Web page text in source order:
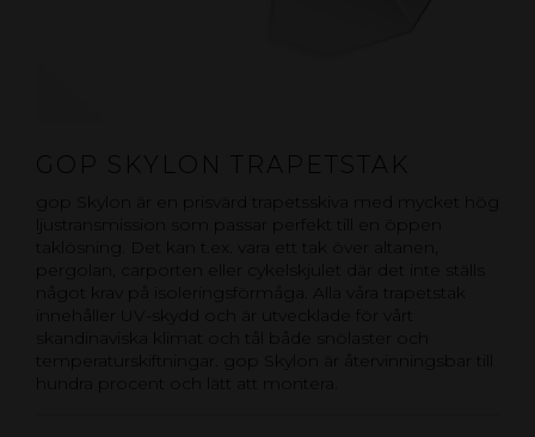
GOP SKYLON TRAPETSTAK
gop Skylon är en prisvärd trapetsskiva med mycket hög
ljustransmission som passar perfekt till en öppen
taklösning. Det kan t.ex. vara ett tak över altanen,
pergolan, carporten eller cykelskjulet där det inte ställs
något krav på isoleringsförmåga. Alla våra trapetstak
innehåller UV-skydd och är utvecklade för vårt
skandinaviska klimat och tål både snölaster och
temperaturskiftningar. gop Skylon är återvinningsbar till
hundra procent och lätt att montera.